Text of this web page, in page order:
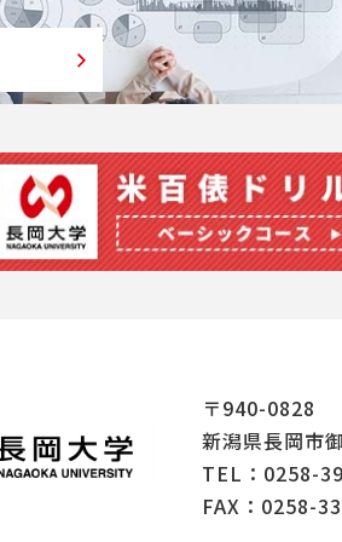
〒940-0828
新潟県長岡市
TEL： 0258-
FAX：0258-